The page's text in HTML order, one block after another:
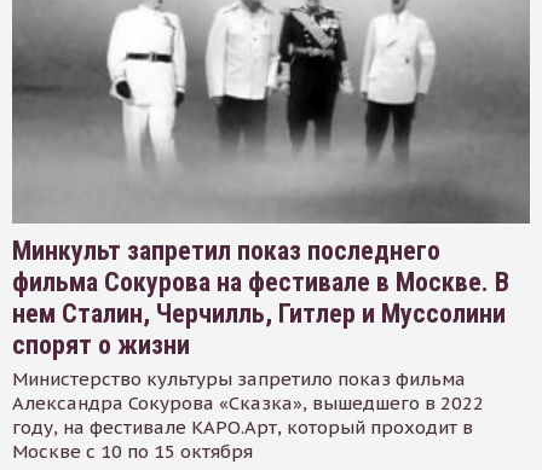
Минкульт запретил показ последнего
фильма Сокурова на фестивале в Москве. В
нем Сталин, Черчилль, Гитлер и Муссолини
спорят о жизни
Министерство культуры запретило показ фильма
Александра Сокурова «Сказка», вышедшего в 2022
году, на фестивале КАРО.Арт, который проходит в
Москве с 10 по 15 октября